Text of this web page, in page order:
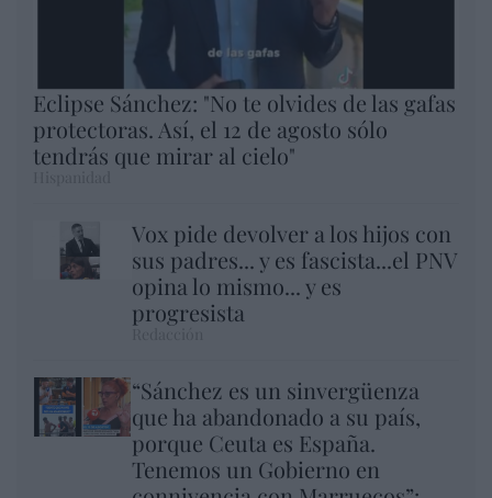
Eclipse Sánchez: "No te olvides de las gafas
protectoras. Así, el 12 de agosto sólo
tendrás que mirar al cielo"
Vox pide devolver a los hijos con
sus padres... y es fascista...el PNV
opina lo mismo... y es
progresista
“Sánchez es un sinvergüenza
que ha abandonado a su país,
porque Ceuta es España.
Tenemos un Gobierno en